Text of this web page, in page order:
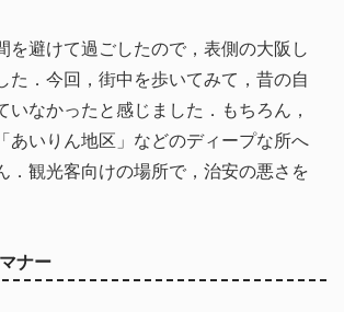
を避けて過ごしたので，表側の大阪し
た．今回，街中を歩いてみて，昔の自
いなかったと感じました．もちろん，
あいりん地区」などのディープな所へ
．観光客向けの場所で，治安の悪さを
ナー